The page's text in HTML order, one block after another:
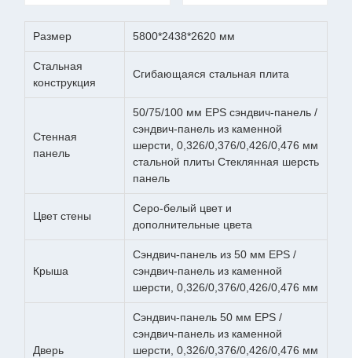
Размер 5800*2438*2620 мм
Стальная
конструкция
Сгибающаяся стальная плита
Стенная
панель
50/75/100 мм EPS сэндвич-панель /
сэндвич-панель из каменной
шерсти, 0,326/0,376/0,426/0,476 мм
стальной плиты Стеклянная шерсть
панель
Цвет стены
Серо-белый цвет и
дополнительные цвета
Крыша
Сэндвич-панель из 50 мм EPS /
сэндвич-панель из каменной
шерсти, 0,326/0,376/0,426/0,476 мм
Дверь
Сэндвич-панель 50 мм EPS /
сэндвич-панель из каменной
шерсти, 0,326/0,376/0,426/0,476 мм